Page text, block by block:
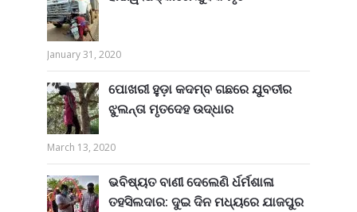
January 31, 2020
ପୋଖରୀ ହୁଡ଼ା କଦମ୍ବ ଗଛରେ ଯୁବତୀର
ଝୁଲନ୍ତା ମୃତଦେହ ଉଦ୍ଧାର
March 13, 2020
ଭବିଷ୍ୟତ ବାଣୀ ଦେଲେଣି ର୍ଧର୍ମଶାଳା
ତହସିଲଦାର: ଦୁଇ ଦିନ ମଧ୍ୟରେ ଯାଜପୁର